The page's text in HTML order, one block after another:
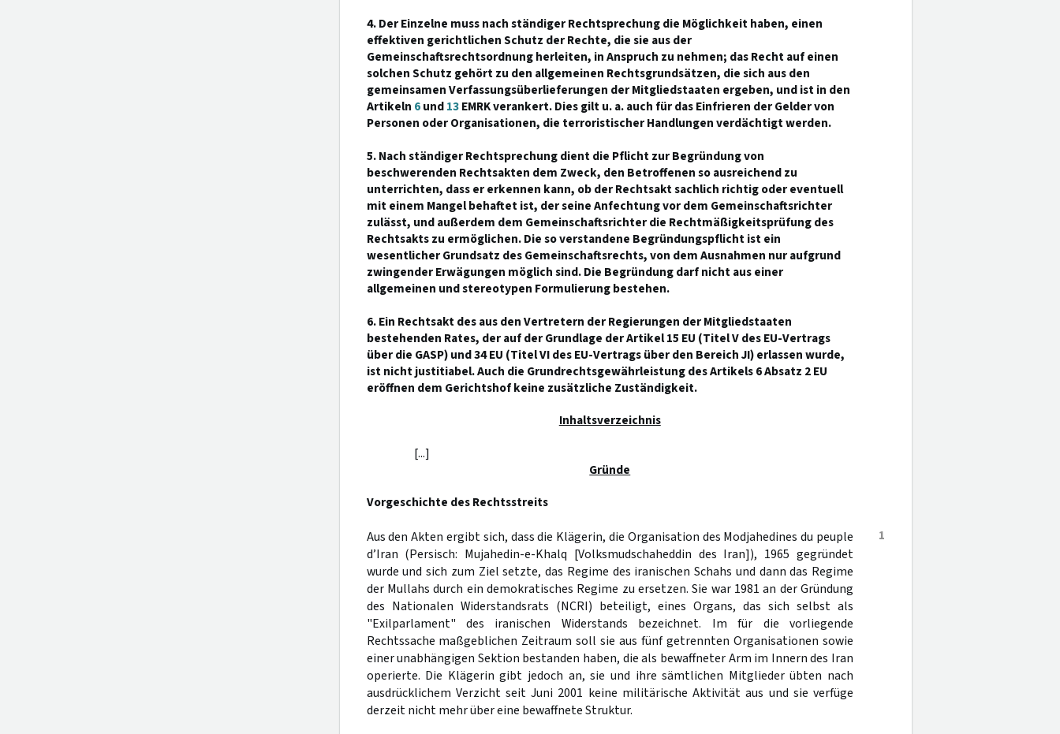
4. Der Einzelne muss nach ständiger Rechtsprechung die Möglichkeit haben, einen
effektiven gerichtlichen Schutz der Rechte, die sie aus der
Gemeinschaftsrechtsordnung herleiten, in Anspruch zu nehmen; das Recht auf einen
solchen Schutz gehört zu den allgemeinen Rechtsgrundsätzen, die sich aus den
gemeinsamen Verfassungsüberlieferungen der Mitgliedstaaten ergeben, und ist in den
Artikeln 6und13EMRK verankert. Dies gilt u. a. auch für das Einfrieren der Gelder von
Personen oder Organisationen, die terroristischer Handlungen verdächtigt werden.
5. Nach ständiger Rechtsprechung dient die Pflicht zur Begründung von
beschwerenden Rechtsakten dem Zweck, den Betroffenen so ausreichend zu
unterrichten, dass er erkennen kann, ob der Rechtsakt sachlich richtig oder eventuell
mit einem Mangel behaftet ist, der seine Anfechtung vor dem Gemeinschaftsrichter
zulässt, und außerdem dem Gemeinschaftsrichter die Rechtmäßigkeitsprüfung des
Rechtsakts zu ermöglichen. Die so verstandene Begründungspflicht ist ein
wesentlicher Grundsatz des Gemeinschaftsrechts, von dem Ausnahmen nur aufgrund
zwingender Erwägungen möglich sind. Die Begründung darf nicht aus einer
allgemeinen und stereotypen Formulierung bestehen.
6. Ein Rechtsakt des aus den Vertretern der Regierungen der Mitgliedstaaten
bestehenden Rates, der auf der Grundlage der Artikel 15 EU (Titel V des EU-Vertrags
über die GASP) und 34 EU (Titel VI des EU-Vertrags über den Bereich JI) erlassen wurde,
ist nicht justitiabel. Auch die Grundrechtsgewährleistung des Artikels 6 Absatz 2 EU
eröffnen dem Gerichtshof keine zusätzliche Zuständigkeit.
Inhaltsverzeichnis
[...]
Gründe
Vorgeschichte des Rechtsstreits
1
Aus den Akten ergibt sich, dass die Klägerin, die Organisation des Modjahedines du peuple
d’Iran (Persisch: Mujahedin-e-Khalq [Volksmudschaheddin des Iran]), 1965 gegründet
wurde und sich zum Ziel setzte, das Regime des iranischen Schahs und dann das Regime
der Mullahs durch ein demokratisches Regime zu ersetzen. Sie war 1981 an der Gründung
des Nationalen Widerstandsrats (NCRI) beteiligt, eines Organs, das sich selbst als
"Exilparlament" des iranischen Widerstands bezeichnet. Im für die vorliegende
Rechtssache maßgeblichen Zeitraum soll sie aus fünf getrennten Organisationen sowie
einer unabhängigen Sektion bestanden haben, die als bewaffneter Arm im Innern des Iran
operierte. Die Klägerin gibt jedoch an, sie und ihre sämtlichen Mitglieder übten nach
ausdrücklichem Verzicht seit Juni 2001 keine militärische Aktivität aus und sie verfüge
derzeit nicht mehr über eine bewaffnete Struktur.